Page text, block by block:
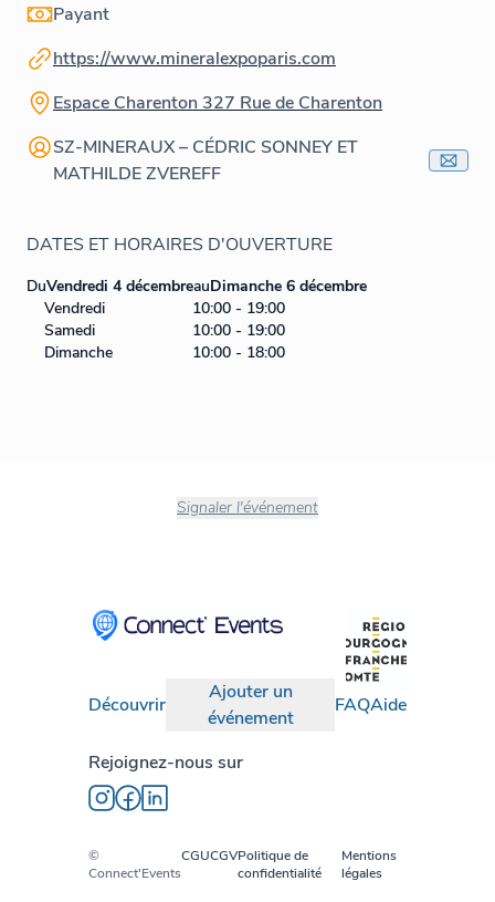
Payant
https://www.mineralexpoparis.com
Espace Charenton 327 Rue de Charenton
SZ-MINERAUX – CÉDRIC SONNEY ET
MATHILDE ZVEREFF
DATES ET HORAIRES D'OUVERTURE
DuVendredi 4 décembreauDimanche 6 décembre
Vendredi
10:00 - 19:00
Samedi
10:00 - 19:00
Dimanche
10:00 - 18:00
Signaler l'événement
Découvrir
Ajouter un
événement
FAQAide
Rejoignez-nous sur
©
Connect'Events
CGUCGVPolitique de
confidentialité
Mentions
légales